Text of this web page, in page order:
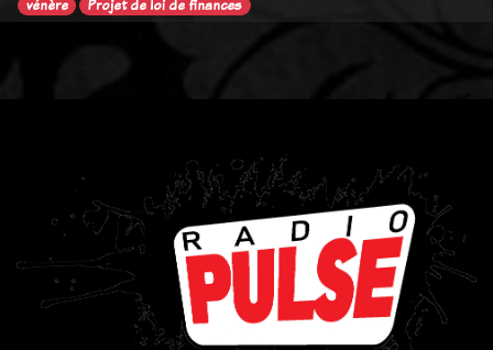
vénère Projet de loi de finances